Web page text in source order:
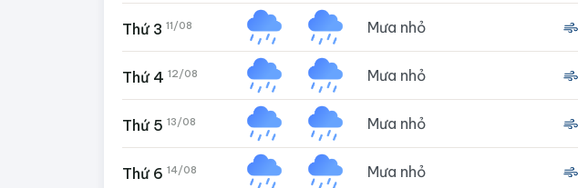
Thứ 3 11/08 Mưa nhỏ
Thứ 4 12/08 Mưa nhỏ
Thứ 5 13/08 Mưa nhỏ
Thứ 6 14/08 Mưa nhỏ